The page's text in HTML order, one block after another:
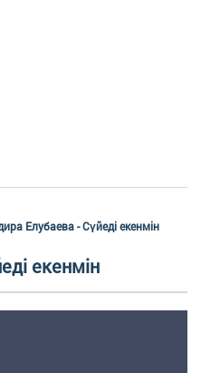
Елубаева - Сүйеді екенмін
екенмін